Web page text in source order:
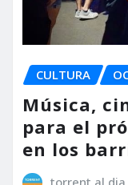
CULTURA
Música,
para el
en los
torrent al dia